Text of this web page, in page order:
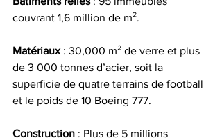
couvrant 1,6 million de m².
Matériaux : 30,000 m² de verre et plus
de 3 000 tonnes d’acier, soit la
superficie de quatre terrains de football
et le poids de 10 Boeing 777.
Construction : Plus de 5 millions